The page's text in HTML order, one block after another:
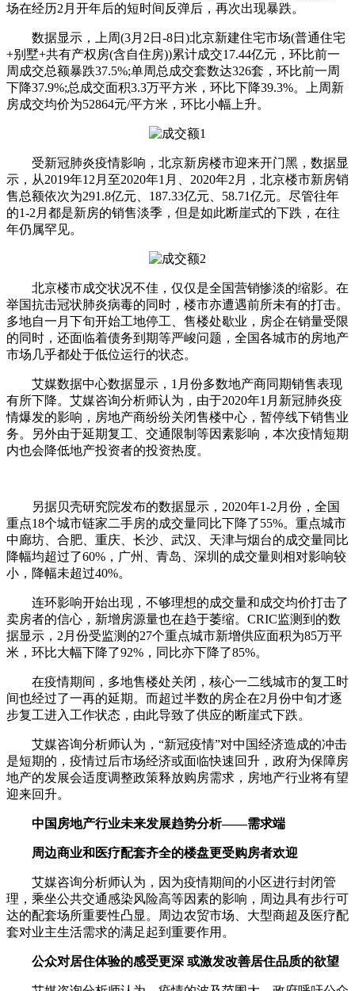
场在经历2月开年后的短时间反弹后，再次出现暴跌。
数据显示，上周(3月2日-8日)北京新建住宅市场(普通住宅
+别墅+共有产权房(含自住房))累计成交17.44亿元，环比前一
周成交总额暴跌37.5%;单周总成交套数达326套，环比前一周
下降37.9%;总成交面积3.3万平方米，环比下降39.3%。上周新
房成交均价为52864元/平方米，环比小幅上升。
受新冠肺炎疫情影响，北京新房楼市迎来开门黑，数据显
示，从2019年12月至2020年1月、2020年2月，北京楼市新房销
售总额依次为291.8亿元、187.33亿元、58.71亿元。尽管往年
的1-2月都是新房的销售淡季，但是如此断崖式的下跌，在往
年仍属罕见。
北京楼市成交状况不佳，仅仅是全国营销惨淡的缩影。在
举国抗击冠状肺炎病毒的同时，楼市亦遭遇前所未有的打击。
多地自一月下旬开始工地停工、售楼处歇业，房企在销量受限
的同时，还面临着债务到期等严峻问题，全国各城市的房地产
市场几乎都处于低位运行的状态。
艾媒数据中心数据显示，1月份多数地产商同期销售表现
有所下降。艾媒咨询分析师认为，由于2020年1月新冠肺炎疫
情爆发的影响，房地产商纷纷关闭售楼中心，暂停线下销售业
务。另外由于延期复工、交通限制等因素影响，本次疫情短期
内也会降低地产投资者的投资热度。
另据贝壳研究院发布的数据显示，2020年1-2月份，全国
重点18个城市链家二手房的成交量同比下降了55%。重点城市
中廊坊、合肥、重庆、长沙、武汉、天津与烟台的成交量同比
降幅均超过了60%，广州、青岛、深圳的成交量则相对影响较
小，降幅未超过40%。
连环影响开始出现，不够理想的成交量和成交均价打击了
卖房者的信心，新增房源量也在趋于萎缩。CRIC监测到的数
据显示，2月份受监测的27个重点城市新增供应面积为85万平
米，环比大幅下降了92%，同比亦下降了85%。
在疫情期间，多地售楼处关闭，核心一二线城市的复工时
间也经过了一再的延期。而超过半数的房企在2月份中旬才逐
步复工进入工作状态，由此导致了供应的断崖式下跌。
艾媒咨询分析师认为，“新冠疫情”对中国经济造成的冲击
是短期的，疫情过后市场经济或面临快速回升，政府为保障房
地产的发展会适度调整政策释放购房需求，房地产行业将有望
迎来回升。
中国房地产行业未来发展趋势分析——需求端
周边商业和医疗配套齐全的楼盘更受购房者欢迎
艾媒咨询分析师认为，因为疫情期间的小区进行封闭管
理，乘坐公共交通感染风险高等因素的影响，周边具有步行可
达的配套场所重要性凸显。周边农贸市场、大型商超及医疗配
套对业主生活需求的满足起到重要作用。
公众对居住体验的感受更深 或激发改善居住品质的欲望